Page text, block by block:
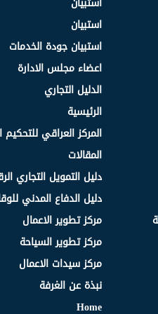
استبيان
استبيان جودة الخدمات
اعضاء مجلس الادارة
الدليل التجاري
الرئيسية
المركز العراقي
المقالات
دليل التمويل التجاري
دليل الدفاع المدني
مركز تطوير الاعمال
مركز تطوير السياحة
مركز سيدات الاعمال
نبذة عن الغرفة
Home